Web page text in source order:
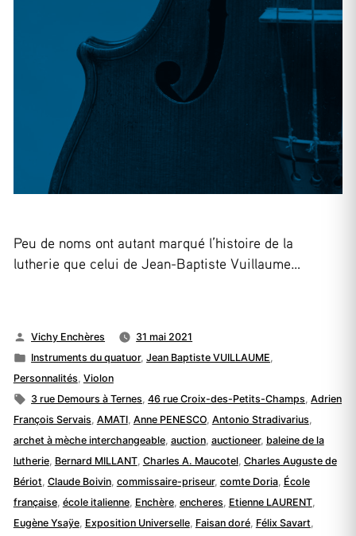
Peu de noms ont autant marqué l’histoire de la
lutherie que celui de Jean-Baptiste Vuillaume…
Publié
par
Vichy Enchères
31 mai 2021
Publié
dans
Instruments du quatuor,Jean Baptiste VUILLAUME
Personnalités Violon
Étiquettes :
3 rue Demours à Ternes ,46 rue Croix-des-Petits-Champs ,Adrien
François Servais AMATI, Anne PENESCO, Antonio Stradivarius
archet à mèche interchangeable, auction, auctioneer, baleine de la
lutherie, Bernard MILLANT, Charles A. Maucotel, Charles Auguste de
Bériot Claude Boivin, commissaire-priseur, comte Doria, École
française, école italienne, Enchère, encheres Etienne LAURENT,
Eugène Ysaÿe, Exposition Universelle, Faisan doré, Félix Savart